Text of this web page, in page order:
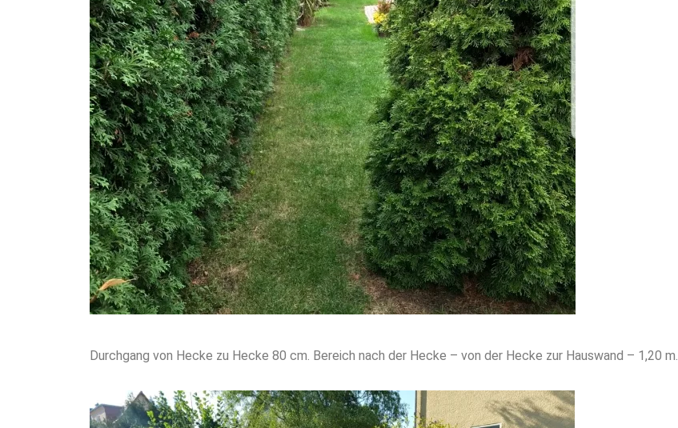
Durchgang von Hecke zu Hecke 80 cm. Bereich nach der Hecke – von der Hecke zur Hauswand – 1,20 m.